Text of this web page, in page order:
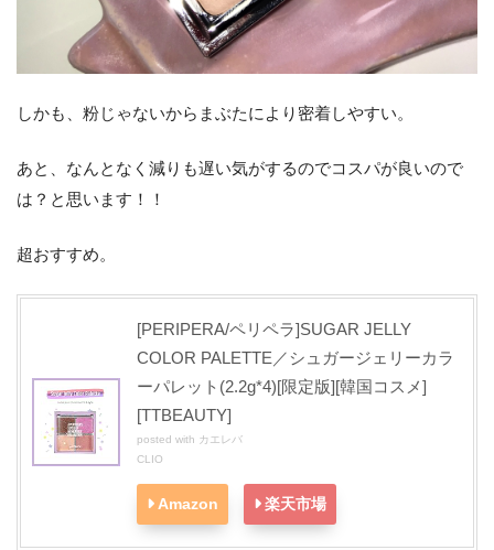
しかも、粉じゃないからまぶたにより密着しやすい。
あと、なんとなく減りも遅い気がするのでコスパが良いので
は？と思います！！
超おすすめ。
[PERIPERA/ペリペラ]SUGAR JELLY
COLOR PALETTE／シュガージェリーカラ
ーパレット(2.2g*4)[限定版][韓国コスメ]
[TTBEAUTY]
posted with カエレバ
CLIO
Amazon 楽天市場